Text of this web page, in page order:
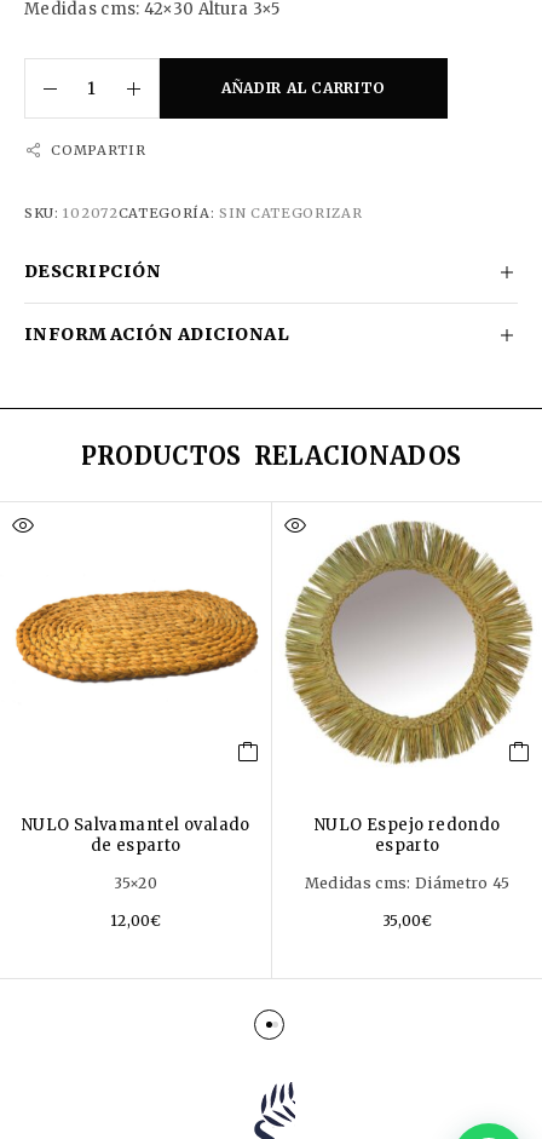
Medidas cms: 42×30 Altura 3×5
AÑADIR AL CARRITO
COMPARTIR
SKU:102072CATEGORÍA:SIN CATEGORIZAR
DESCRIPCIÓN
INFORMACIÓN ADICIONAL
PRODUCTOS RELACIONADOS
NULO Salvamantel ovalado
de esparto
35×20
12,00€
NULO Espejo redondo
esparto
Medidas cms: Diámetro 45
35,00€